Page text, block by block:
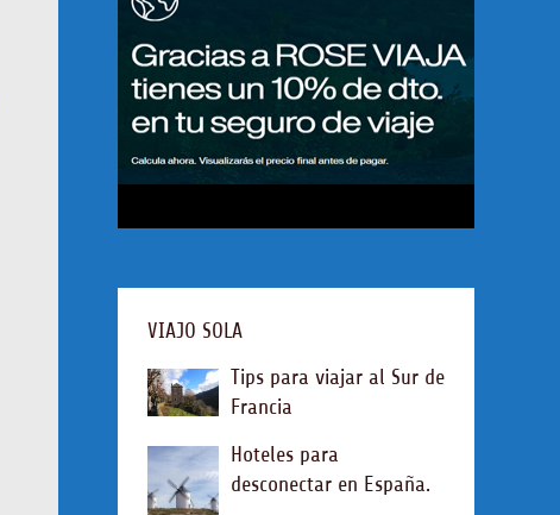
VIAJO SOLA
Tips para viajar al Sur de
Francia
Hoteles para
desconectar en España.